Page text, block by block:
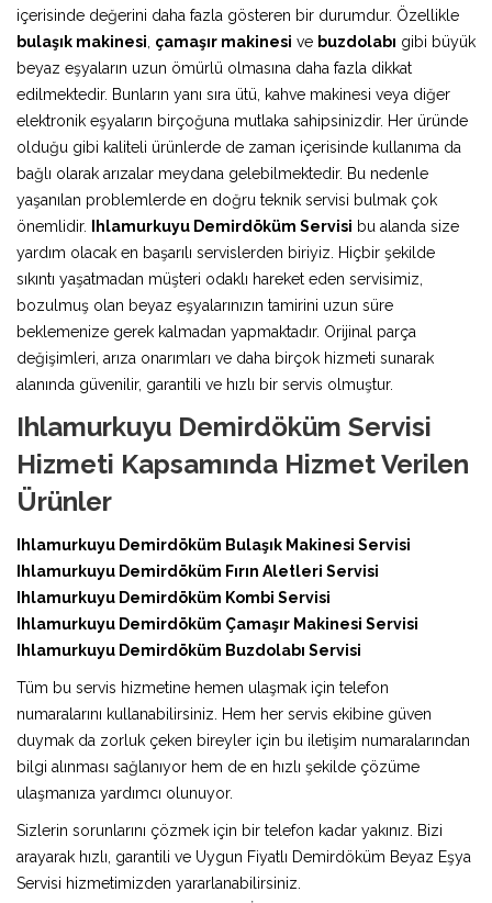
içerisinde değerini daha fazla gösteren bir durumdur. Özellikle
bulaşık makinesi çamaşır makinesi ve buzdolabı gibi büyük
beyaz eşyaların uzun ömürlü olmasına daha fazla dikkat
edilmektedir. Bunların yanı sıra ütü, kahve makinesi veya diğer
elektronik eşyaların birçoğuna mutlaka sahipsinizdir. Her üründe
olduğu gibi kaliteli ürünlerde de zaman içerisinde kullanıma da
bağlı olarak arızalar meydana gelebilmektedir. Bu nedenle
yaşanılan problemlerde en doğru teknik servisi bulmak çok
önemlidir.
Ihlamurkuyu Demirdöküm Servisi bu alanda size
yardım olacak en başarılı servislerden biriyiz. Hiçbir şekilde
sıkıntı yaşatmadan müşteri odaklı hareket eden servisimiz,
bozulmuş olan beyaz eşyalarınızın tamirini uzun süre
beklemenize gerek kalmadan yapmaktadır. Orijinal parça
değişimleri, arıza onarımları ve daha birçok hizmeti sunarak
alanında güvenilir, garantili ve hızlı bir servis olmuştur.
Ihlamurkuyu Demirdöküm Servisi
Hizmeti Kapsamında Hizmet Verilen
Ürünler
Ihlamurkuyu Demirdöküm Bulaşık Makinesi Servisi
Ihlamurkuyu Demirdöküm Fırın Aletleri Servisi
Ihlamurkuyu Demirdöküm Kombi Servisi
Ihlamurkuyu Demirdöküm Çamaşır Makinesi Servisi
Ihlamurkuyu Demirdöküm Buzdolabı Servisi
Tüm bu servis hizmetine hemen ulaşmak için telefon
numaralarını kullanabilirsiniz. Hem her servis ekibine güven
duymak da zorluk çeken bireyler için bu iletişim numaralarından
bilgi alınması sağlanıyor hem de en hızlı şekilde çözüme
ulaşmanıza yardımcı olunuyor.
Sizlerin sorunlarını çözmek için bir telefon kadar yakınız. Bizi
arayarak hızlı, garantili ve Uygun Fiyatlı Demirdöküm Beyaz Eşya
Servisi hizmetimizden yararlanabilirsiniz.